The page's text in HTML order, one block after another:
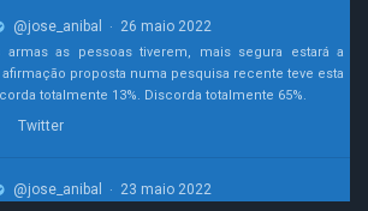
@jose_anibal · 26 maio 2022
armas as pessoas tiverem, mais segura estará a
afirmação proposta numa pesquisa recente teve esta
totalmente 13%. Discorda totalmente 65%.
Twitter
@jose_anibal · 23 maio 2022